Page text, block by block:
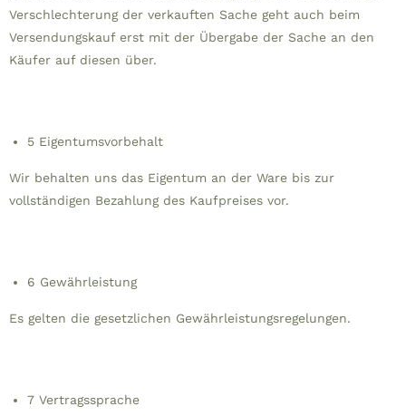
Verschlechterung der verkauften Sache geht auch beim
Versendungskauf erst mit der Übergabe der Sache an den
Käufer auf diesen über.
5 Eigentumsvorbehalt
Wir behalten uns das Eigentum an der Ware bis zur
vollständigen Bezahlung des Kaufpreises vor.
6 Gewährleistung
Es gelten die gesetzlichen Gewährleistungsregelungen.
7 Vertragssprache